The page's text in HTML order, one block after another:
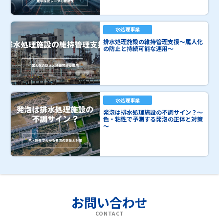
水処理事業
排水処理施設の維持管理支援～属人化
の防止と持続可能な運用～
水処理事業
発泡は排水処理施設の不調サイン？～
色・粘性で予測する発泡の正体と対策
～
お問い合わせ
CONTACT